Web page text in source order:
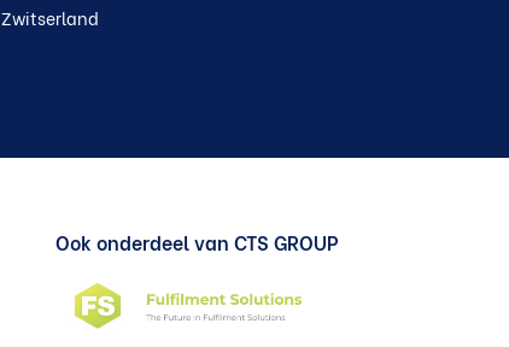
Zwitserland
Ook onderdeel van CTS GROUP